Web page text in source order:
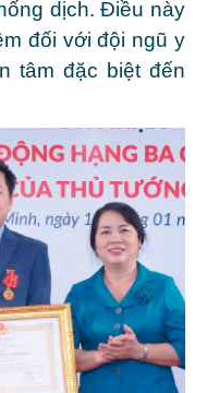
dịch. Điều này
đối với đội ngũ y
tâm đặc biệt đến